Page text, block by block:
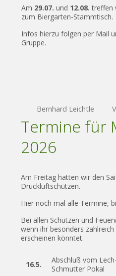
Am 29.07. und 12.08. treffen
zum Biergarten-Stammtisch.
Infos hierzu folgen per Mail
Gruppe.
Bernhard Leichtle
Termine für
2026
Am Freitag hatten wir den
Druckluftschützen.
Hier noch mal alle Termine,
Bei allen Schützen und
wenn ihr besonders
erscheinen könntet.
16.5.
Abschluß vom Lech-
Schmutter Pokal